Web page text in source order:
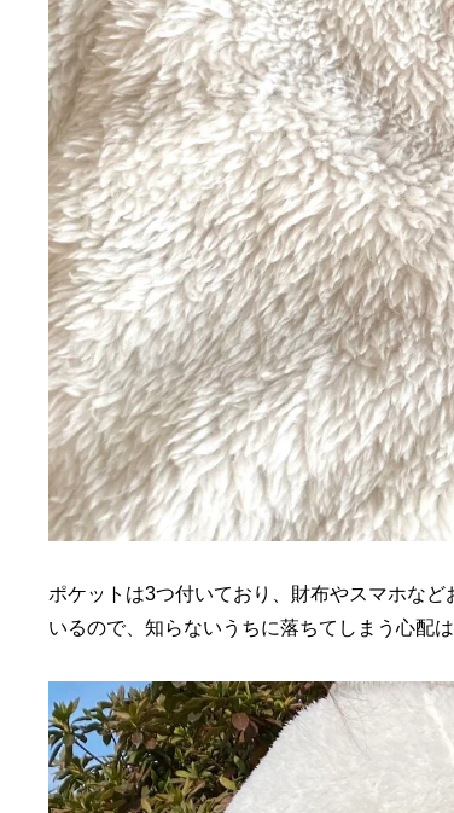
ポケットは3つ付いており、財布やスマホな
いるので、知らないうちに落ちてしまう心配は